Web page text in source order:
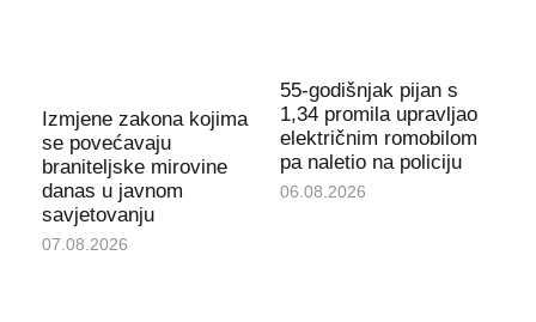
Izmjene zakona kojima
se povećavaju
braniteljske mirovine
danas u javnom
savjetovanju
07.08.2026
55-godišnjak pijan s
1,34 promila upravljao
električnim romobilom
pa naletio na policiju
06.08.2026